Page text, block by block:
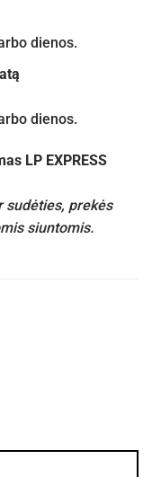
dienos.
dienos.
LP EXPRESS
sudėties, prekės
siuntomis.